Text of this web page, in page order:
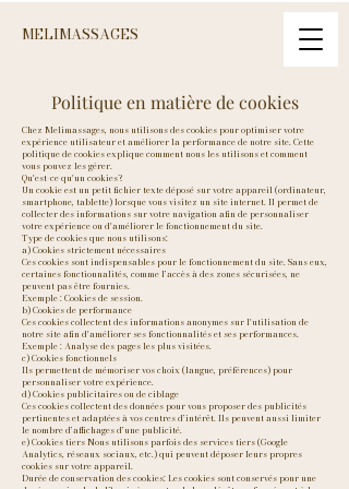
MELIMASSAGES
Politique en matière de cookies
Chez Melimassages, nous utilisons des cookies pour optimiser votre
expérience utilisateur et améliorer la performance de notre site. Cette
politique de cookies explique comment nous les utilisons et comment
vous pouvez les gérer.
Qu'est-ce qu'un cookies?
Un cookie est un petit fichier texte déposé sur votre appareil (ordinateur,
smartphone, tablette) lorsque vous visitez un site internet. Il permet de
collecter des informations sur votre navigation afin de personnaliser
votre expérience ou d'améliorer le fonctionnement du site.
Type de cookies que nous utilisons:
a) Cookies strictement nécessaires
Ces cookies sont indispensables pour le fonctionnement du site. Sans eux,
certaines fonctionnalités, comme l’accès à des zones sécurisées, ne
peuvent pas être fournies.
Exemple : Cookies de session.
b) Cookies de performance
Ces cookies collectent des informations anonymes sur l'utilisation de
notre site afin d'améliorer ses fonctionnalités et ses performances.
Exemple : Analyse des pages les plus visitées.
c) Cookies fonctionnels
Ils permettent de mémoriser vos choix (langue, préférences) pour
personnaliser votre expérience.
d) Cookies publicitaires ou de ciblage
Ces cookies collectent des données pour vous proposer des publicités
pertinentes et adaptées à vos centres d’intérêt. Ils peuvent aussi limiter
le nombre d’affichages d’une publicité.
e) Cookies tiers Nous utilisons parfois des services tiers (Google
Analytics, réseaux sociaux, etc.) qui peuvent déposer leurs propres
cookies sur votre appareil.
Durée de conservation des cookies: Les cookies sont conservés pour une